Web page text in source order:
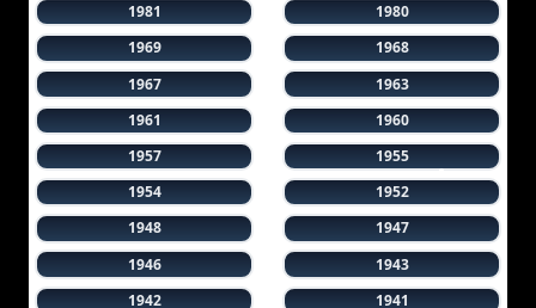
1981
1980
1969
1968
1967
1963
1961
1960
1957
1955
1954
1952
1948
1947
1946
1943
1942
1941